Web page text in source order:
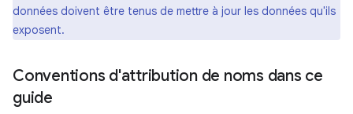
données doivent être tenus de mettre à jour les données qu'ils
exposent.
Conventions d'attribution de noms dans ce
guide